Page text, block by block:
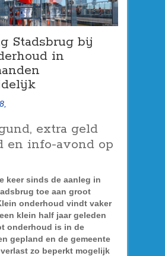
Stadsbrug bij
in
extra geld
en info-avond op
keer sinds de aanleg in
toe aan groot
onderhoud vindt vaker
klein half jaar geleden
onderhoud is in de
gepland en de gemeente
zo beperkt mogelijk